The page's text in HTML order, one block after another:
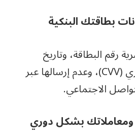
رقم البطاقة، وتاريخ
انتهائها، والرقم السري (CVV)، وعدم إرسالها عبر
الاجتماعي.